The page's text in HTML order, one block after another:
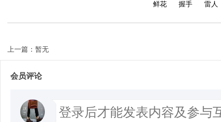
鲜花 握手 雷人
上一篇：暂无
会员评论